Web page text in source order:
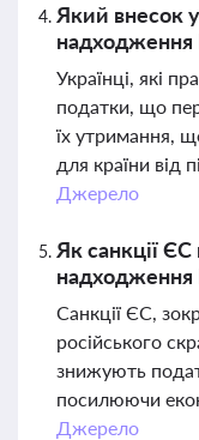
Який внесок
надходження
Українці, які
податки, що
їх утримання,
для країни від
Джерело
Як санкції
надходження
Санкції ЄС,
російського
знижують
посилюючи
Джерело